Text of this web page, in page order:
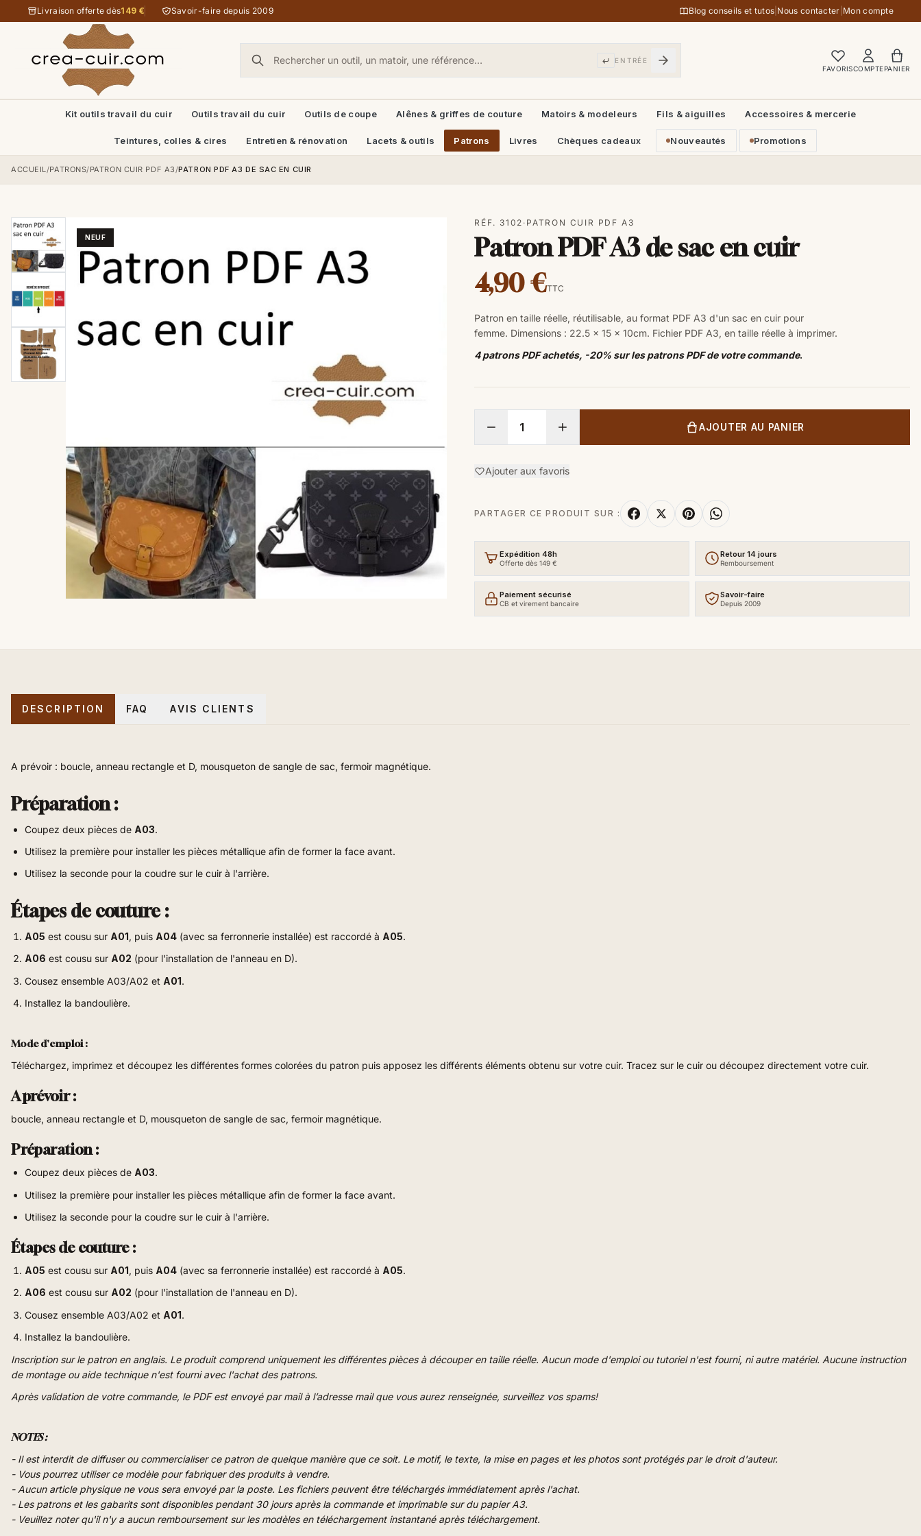
Aller au contenu
Livraison offerte dès149 € Savoir-faire depuis 2009 Blog conseils et tutos Nous contacter Mon compte
ENTRÉE
FAVORISCOMPTEPANIER
Kit outils travail du cuir Outils travail du cuir Outils de coupe Alênes & griffes de couture Matoirs & modeleurs Fils & aiguilles Accessoires & mercerie
Teintures, colles & cires Entretien & rénovation Lacets & outils Patrons Livres Chèques cadeaux Nouveautés Promotions
ACCUEIL/PATRONS/PATRON CUIR PDF A3/PATRON PDF A3 DE SAC EN CUIR
NEUF
RÉF. 3102 · PATRON CUIR PDF A3
Patron PDF A3 de sac en cuir
4,90 €TTC
Patron en taille réelle, réutilisable, au format PDF A3 d'un sac en cuir pour
femme. Dimensions : 22.5 x 15 x 10cm. Fichier PDF A3, en taille réelle à imprimer.
4 patrons PDF achetés, -20% sur les patrons PDF de votre commande.
AJOUTER AU PANIER
Ajouter aux favoris
PARTAGER CE PRODUIT SUR :
Expédition 48h
Offerte dès 149 €
Retour 14 jours
Remboursement
Paiement sécurisé
CB et virement bancaire
Savoir-faire
Depuis 2009
DESCRIPTION FAQ AVIS CLIENTS
A prévoir : boucle, anneau rectangle et D, mousqueton de sangle de sac, fermoir magnétique.
Préparation:
Coupez deux pièces de A03.
Utilisez la première pour installer les pièces métallique afin de former la face avant.
Utilisez la seconde pour la coudre sur le cuir à l'arrière.
Étapes de couture :
A05 est cousu sur A01, puis A04 (avec sa ferronnerie installée) est raccordé à A05.
A06 est cousu sur A02 (pour l'installation de l'anneau en D).
Cousez ensemble A03/A02 et A01.
Installez la bandoulière.
Mode d'emploi :
Téléchargez, imprimez et découpez les différentes formes colorées du patron puis apposez les différents éléments obtenu sur votre cuir. Tracez sur le cuir ou découpez directement votre cuir.
A prévoir :
boucle, anneau rectangle et D, mousqueton de sangle de sac, fermoir magnétique.
Préparation:
Coupez deux pièces de A03.
Utilisez la première pour installer les pièces métallique afin de former la face avant.
Utilisez la seconde pour la coudre sur le cuir à l'arrière.
Étapes de couture :
A05 est cousu sur A01, puis A04 (avec sa ferronnerie installée) est raccordé à A05.
A06 est cousu sur A02 (pour l'installation de l'anneau en D).
Cousez ensemble A03/A02 et A01.
Installez la bandoulière.
Inscription sur le patron en anglais. Le produit comprend uniquement les différentes pièces à découper en taille réelle. Aucun mode d'emploi ou tutoriel n'est fourni, ni autre matériel. Aucune instruction
de montage ou aide technique n'est fourni avec l'achat des patrons.
Après validation de votre commande, le PDF est envoyé par mail à l’adresse mail que vous aurez renseignée, surveillez vos spams!
NOTES :
- Il est interdit de diffuser ou commercialiser ce patron de quelque manière que ce soit. Le motif, le texte, la mise en pages et les photos sont protégés par le droit d'auteur.
- Vous pourrez utiliser ce modèle pour fabriquer des produits à vendre.
- Aucun article physique ne vous sera envoyé par la poste. Les fichiers peuvent être téléchargés immédiatement après l'achat.
- Les patrons et les gabarits sont disponibles pendant 30 jours après la commande et imprimable sur du papier A3.
- Veuillez noter qu'il n'y a aucun remboursement sur les modèles en téléchargement instantané après téléchargement.